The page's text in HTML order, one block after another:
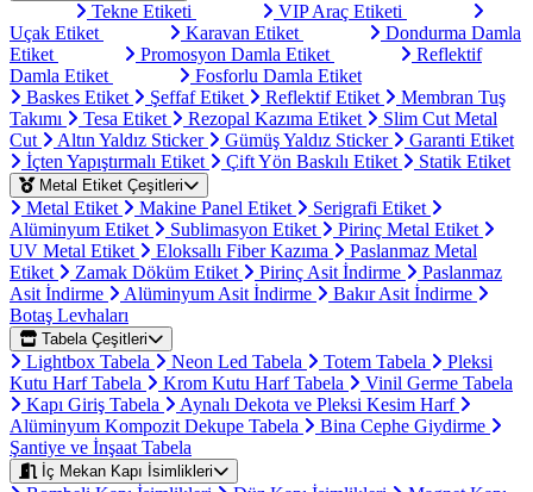
Tekne Etiketi
VIP Araç Etiketi
Uçak Etiket
Karavan Etiket
Dondurma Damla
Etiket
Promosyon Damla Etiket
Reflektif
Damla Etiket
Fosforlu Damla Etiket
Baskes Etiket
Şeffaf Etiket Reflektif Etiket
Membran Tuş
Takımı
Tesa Etiket Rezopal Kazıma Etiket
Slim Cut Metal
Cut
Altın Yaldız Sticker Gümüş Yaldız Sticker
Garanti Etiket
İçten Yapıştırmalı Etiket
Çift Yön Baskılı Etiket Statik Etiket
Metal Etiket Çeşitleri
Metal Etiket Makine Panel Etiket
Serigrafi Etiket
Alüminyum Etiket
Sublimasyon Etiket
Pirinç Metal Etiket
UV Metal Etiket
Eloksallı Fiber Kazıma
Paslanmaz Metal
Etiket
Zamak Döküm Etiket Pirinç Asit İndirme
Paslanmaz
Asit İndirme
Alüminyum Asit İndirme
Bakır Asit İndirme
Botaş Levhaları
Tabela Çeşitleri
Lightbox Tabela Neon Led Tabela Totem Tabela
Pleksi
Kutu Harf Tabela
Krom Kutu Harf Tabela
Vinil Germe Tabela
Kapı Giriş Tabela
Aynalı Dekota ve Pleksi Kesim Harf
Alüminyum Kompozit Dekupe Tabela
Bina Cephe Giydirme
Şantiye ve İnşaat Tabela
İç Mekan Kapı İsimlikleri